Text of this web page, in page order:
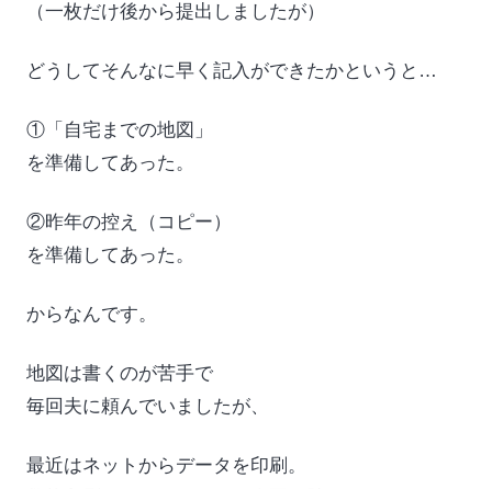
（一枚だけ後から提出しましたが）
どうしてそんなに早く記入ができたかというと…
①「自宅までの地図」
を準備してあった。
②昨年の控え（コピー）
を準備してあった。
からなんです。
地図は書くのが苦手で
毎回夫に頼んでいましたが、
最近はネットからデータを印刷。